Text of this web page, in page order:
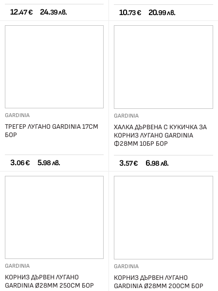
12.47 € 24.39 лв. 10.73 € 20.99 лв.
GARDINIA
ТРЕГЕР ЛУГАНО GARDINIA 17СМ
БОР
3.06 € 5.98 лв.
GARDINIA
ХАЛКА ДЪРВЕНА С КУКИЧКА ЗА
КОРНИЗ ЛУГАНО GARDINIA
Ф28ММ 10БР БОР
3.57 € 6.98 лв.
GARDINIA
КОРНИЗ ДЪРВЕН ЛУГАНО
GARDINIA Ø28ММ 250СМ БОР
GARDINIA
КОРНИЗ ДЪРВЕН ЛУГАНО
GARDINIA Ø28ММ 200СМ БОР